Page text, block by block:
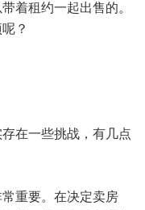
着租约一起出售的。
？
在一些挑战，有几点
重要。在决定卖房